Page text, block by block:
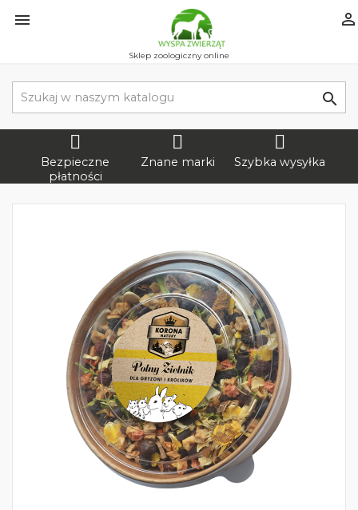
 
Sklep zoologiczny online

Bezpieczne
płatności
Znane marki Szybka wysyłka